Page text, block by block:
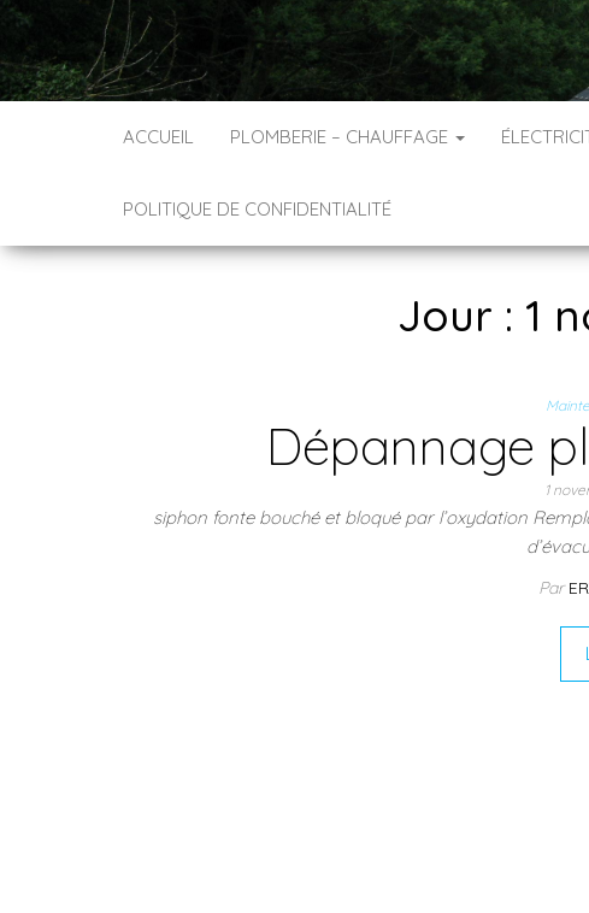
ACCUEIL PLOMBERIE – CHAUFFAGE
POLITIQUE DE CONFIDENTIALITÉ
Jour : 1
Dépannage
1
siphon fonte bouché et bloqué par l’oxydation
Par